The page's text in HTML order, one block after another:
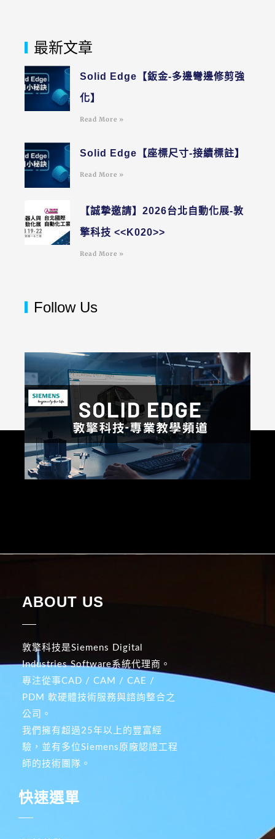
最新文章
Solid Edge【鈑金-多邊彎邊修剪強
化】
Read More »
Solid Edge【座標尺寸-接續標註】
Read More »
【誠摯邀請】2026台北自動化展-敦
擎科技 <<K020>>
Read More »
Follow Us
ABOUT US
敦擎科技是Siemens Digital
Industries Software系統代理商。
專注從事CAD / CAM / CAE /
PDM 軟硬體技術服務與諮詢整合之
公司。
我們擁有超過25年以上的豐富經
驗，並有多位Siemens原廠認證工程
師的技術團隊。
快速選單